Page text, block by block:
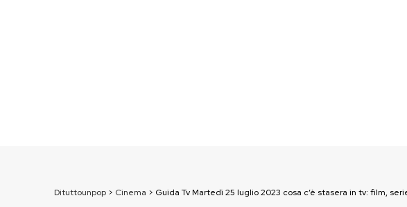
Dituttounpop> Cinema > Guida Tv Martedì 25 luglio 2023 cosa c’è stasera in tv: film,